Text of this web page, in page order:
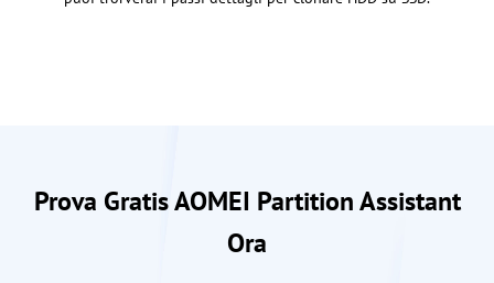
Prova Gratis AOMEI Partition Assistant
Ora